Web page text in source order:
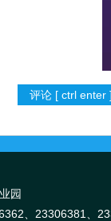
园
、 23306381、